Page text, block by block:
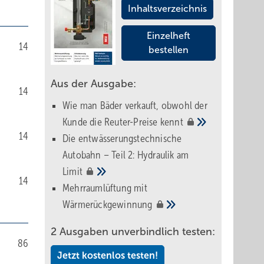
14
14
14
14
86
Inhaltsverzeichnis
Einzelheft
bestellen
Aus der Ausgabe:
Wie man Bäder verkauft, obwohl der
Kunde die Reuter-Preise kennt
Die entwässerungstechnische
Autobahn – Teil 2: Hydraulik am
Limit
Mehrraumlüftung mit
Wärmerückgewinnung
2 Ausgaben unverbindlich testen:
Jetzt kostenlos testen!